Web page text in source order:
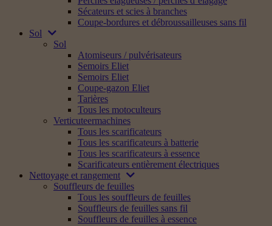
Sécateurs et scies à branches
Coupe-bordures et débroussailleuses sans fil
Sol
Sol
Atomiseurs / pulvérisateurs
Semoirs Eliet
Semoirs Eliet
Coupe-gazon Eliet
Tarières
Tous les motoculteurs
Verticuteermachines
Tous les scarificateurs
Tous les scarificateurs à batterie
Tous les scarificateurs à essence
Scarificateurs entièrement électriques
Nettoyage et rangement
Souffleurs de feuilles
Tous les souffleurs de feuilles
Souffleurs de feuilles sans fil
Souffleurs de feuilles à essence